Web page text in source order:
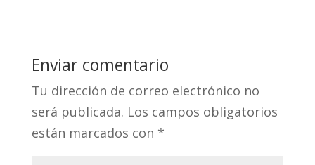
Enviar comentario
Tu dirección de correo electrónico no
será publicada. Los campos obligatorios
están marcados con *